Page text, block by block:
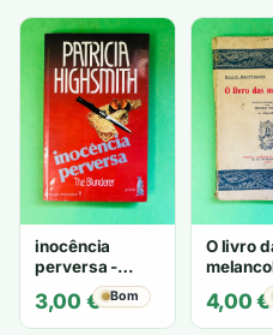
inocência
perversa -
PATRICIA
HIGHSMITH
3,00 € Bom
O livro
4,00€